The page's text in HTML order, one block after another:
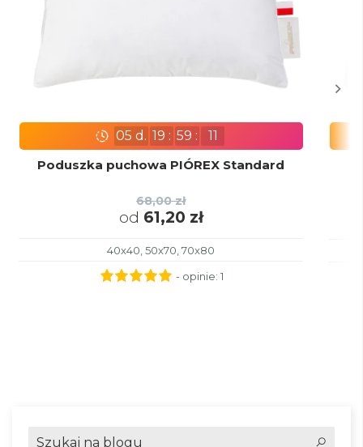
05 d. 19 : 59 :
10
Poduszka puchowa PIÓREX Standard
68,00 zł
od 61,20 zł
40x40, 50x70, 70x80
- opinie: 1